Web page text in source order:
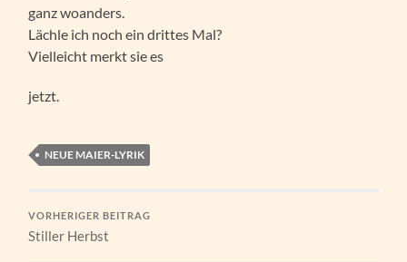
ganz woanders.
Lächle ich noch ein drittes Mal?
Vielleicht merkt sie es
jetzt.
NEUE MAIER-LYRIK
VORHERIGER BEITRAG
Stiller Herbst